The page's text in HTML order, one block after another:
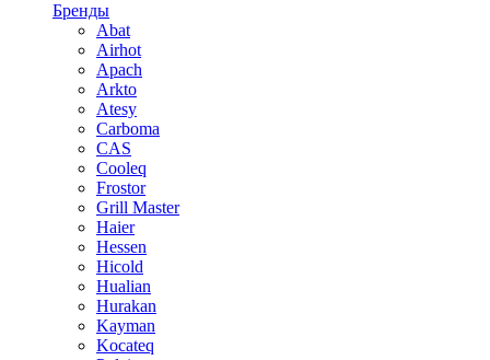
Бренды
Abat
Airhot
Apach
Arkto
Atesy
Carboma
CAS
Cooleq
Frostor
Grill Master
Haier
Hessen
Hicold
Hualian
Hurakan
Kayman
Kocateq